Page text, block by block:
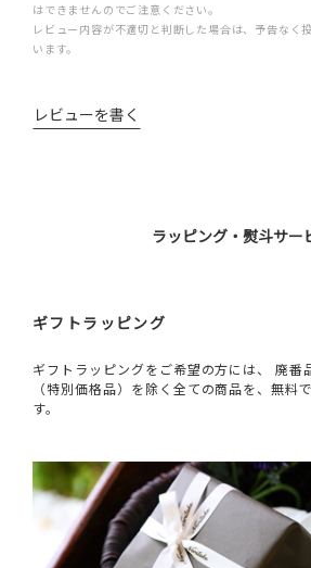
はできませんのでご注意ください。
レビュー内容が不適切と判断した場合は、予告なく
います。
レビューを書く
ラッピング・熨斗サー
ギフトラッピング
ギフトラッピングをご希望の方には、 廃番
（特別価格品）を除く全ての商品を、無料
す。